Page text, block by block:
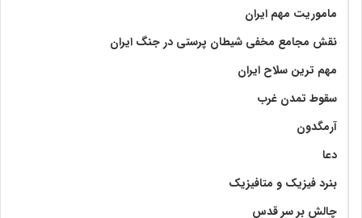
ماموریت مهم ایران
نقش مجامع مخفی شیطان پرستی در جنگ ایران
مهم ترین سلاح ایران
سقوط تمدن غرب
آرمگدون
دعا
بنرد فیزیک و متافیزیک
چالش بر سر قدس